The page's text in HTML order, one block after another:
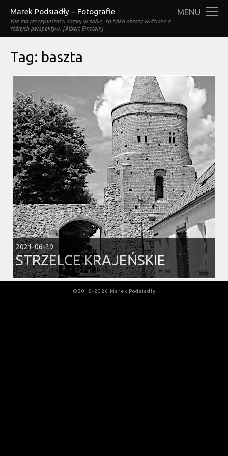
Marek Podsiadły – Fotografie
Nie ma rzeczywistości samej w sobie, są tylko obrazy widziane z
różnych perspektyw. [Albert Einstein]
MENU
Tag: baszta
2021-06-29
STRZELCE KRAJEŃSKIE
©2015-2026 Marek Podsiadły